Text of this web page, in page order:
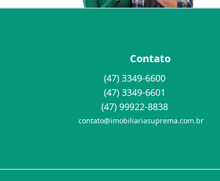
Contato
(47) 3349-6600
(47) 3349-6601
(47) 99922-8838
contato@imobiliariasuprema.com.br